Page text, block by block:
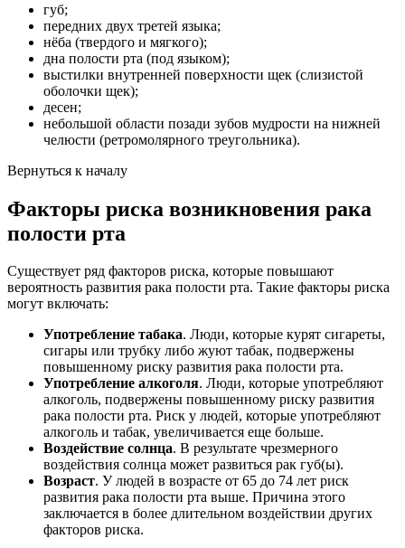
губ;
передних двух третей языка;
нёба (твердого и мягкого);
дна полости рта (под языком);
выстилки внутренней поверхности щек (слизистой
оболочки щек);
десен;
небольшой области позади зубов мудрости на нижней
челюсти (ретромолярного треугольника).
Вернуться к началу
Факторы риска возникновения рака
полости рта
Существует ряд факторов риска, которые повышают
вероятность развития рака полости рта. Такие факторы риска
могут включать:
Употребление табака. Люди, которые курят сигареты,
сигары или трубку либо жуют табак, подвержены
повышенному риску развития рака полости рта.
Употребление алкоголя. Люди, которые употребляют
алкоголь, подвержены повышенному риску развития
рака полости рта. Риск у людей, которые употребляют
алкоголь и табак, увеличивается еще больше.
Воздействие солнца. В результате чрезмерного
воздействия солнца может развиться рак губ(ы).
Возраст. У людей в возрасте от 65 до 74 лет риск
развития рака полости рта выше. Причина этого
заключается в более длительном воздействии других
факторов риска.